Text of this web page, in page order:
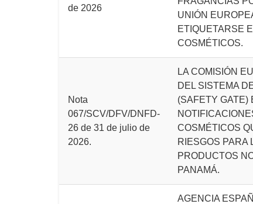
de 2026
UNIÓN
ETIQUETARSE
COSMÉTICOS.
Nota
067/SCV/DFV/DNFD-
26 de 31 de julio de
2026.
LA COMISIÓN
DEL SISTEMA
(SAFETY GATE)
COSMÉTICOS
RIESGOS PARA
PRODUCTOS
PANAMÁ.
AGENCIA